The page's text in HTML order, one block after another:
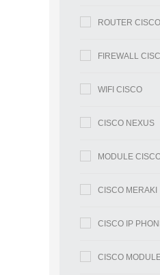
ROUTER CISCO
FIREWALL
WIFI CISCO
CISCO NEXUS
MODULE
CISCO MERAKI
CISCO IP
CISCO